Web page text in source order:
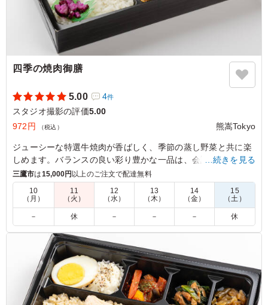
四季の焼肉御膳
5.00 4件
スタジオ撮影の評価5.00
972円
（税込） 熊嵩Tokyo
ジューシーな特選牛焼肉が香ばしく、季節の蒸し野菜と共に楽
しめます。バランスの良い彩り豊かな一品は、会議や社内懇親
ランチに最適です。
5.0
しっかりとした味付けのお肉で食欲が進み、冷めてもおい
しく食べられました。付け合わせも種類があり満足感があ
ります。ボリュームもちょうど良く、午後の撮影に向けて
しっかりエネルギー補給ができるお弁当でした
ご利用シーン：ロケ・撮影›スタジオ撮影
東京都世田谷区野毛2026/06/24
…続きを見る
三鷹市は15,000円以上のご注文で配達無料
10
（月）
11
（火）
12
（水）
13
（木）
14
（金）
15
（土）
－ 休 － － － 休